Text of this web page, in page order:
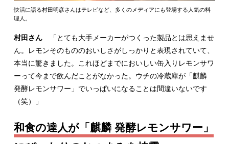
快活に語る村田明彦さんはテレビなど、多くのメディアにも登場する人気の料
理人。
村田さん「とても大手メーカーがつくった製品とは思えませ
ん。レモンそのもののおいしさがしっかりと表現されていて、
本当に驚きました。これほどまでにおいしい缶入りレモンサワ
ーって今まで飲んだことがなかった。ウチの冷蔵庫が「麒麟
発酵レモンサワー」でいっぱいになることは間違いないです
（笑）」
和食の達人が「麒麟 発酵レモンサワー」